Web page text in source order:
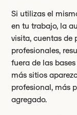
Si utilizas el
en tu trabajo, la
visita, cuentas de
profesionales,
fuera de las
más sitios
profesional, más
agregado.